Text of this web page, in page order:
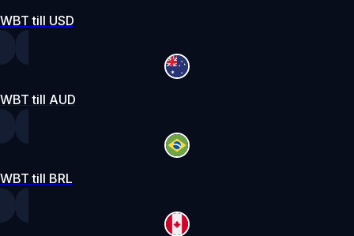
WBT till USD
WBT till AUD
WBT till BRL